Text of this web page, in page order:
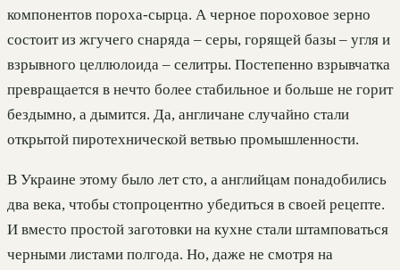
компонентов пороха-сырца. А черное пороховое зерно
состоит из жгучего снаряда – серы, горящей базы – угля и
взрывного целлюлоида – селитры. Постепенно взрывчатка
превращается в нечто более стабильное и больше не горит
бездымно, а дымится. Да, англичане случайно стали
открытой пиротехнической ветвью промышленности.
В Украине этому было лет сто, а английцам понадобились
два века, чтобы стопроцентно убедиться в своей рецепте.
И вместо простой заготовки на кухне стали штамповаться
черными листами полгода. Но, даже не смотря на